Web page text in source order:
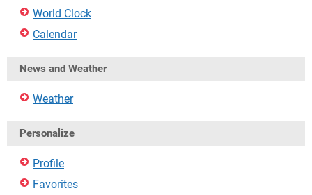
World Clock
Calendar
News and Weather
Weather
Personalize
Profile
Favorites